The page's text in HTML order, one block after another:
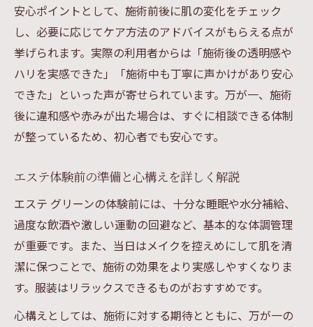
安心ポイントとして、施術前後に肌の変化をチェック
し、必要に応じてケア方法のアドバイスがもらえる点が
挙げられます。実際の利用者からは「施術後の透明感や
ハリを実感できた」「施術中も丁寧に声かけがあり安心
できた」といった声が寄せられています。万が一、施術
後に違和感や赤みが出た場合は、すぐに相談できる体制
が整っているため、初心者でも安心です。
エステ体験前の準備と心構えを詳しく解説
エステ グリーンの体験前には、十分な睡眠や水分補給、
過度な飲酒や激しい運動の回避など、基本的な体調管理
が重要です。また、当日はメイクを控えめにして肌を清
潔に保つことで、施術の効果をより実感しやすくなりま
す。服装はリラックスできるものがおすすめです。
心構えとしては、施術に対する期待とともに、万が一の